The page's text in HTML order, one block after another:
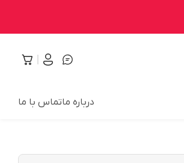
درباره ماتماس با ما